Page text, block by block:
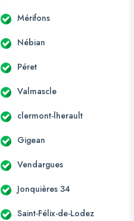
Mérifons
Nébian
Péret
Valmascle
clermont-lherault
Gigean
Vendargues
Jonquières 34
Saint-Félix-de-Lodez